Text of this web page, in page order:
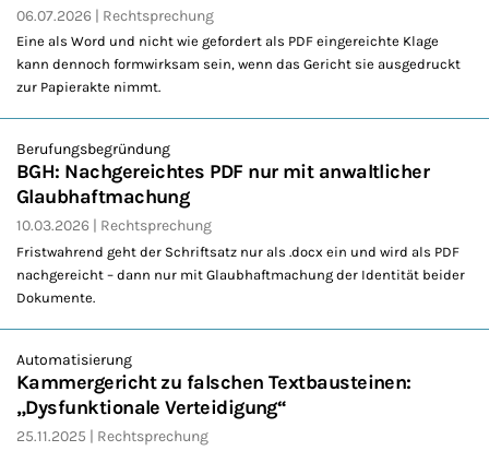
06.07.2026 Rechtsprechung
Eine als Word und nicht wie gefordert als PDF eingereichte Klage
kann dennoch formwirksam sein, wenn das Gericht sie ausgedruckt
zur Papierakte nimmt.
Berufungsbegründung
BGH: Nachgereichtes PDF nur mit anwaltlicher
Glaubhaftmachung
10.03.2026 Rechtsprechung
Fristwahrend geht der Schriftsatz nur als .docx ein und wird als PDF
nachgereicht – dann nur mit Glaubhaftmachung der Identität beider
Dokumente.
Automatisierung
Kammergericht zu falschen Textbausteinen:
„Dysfunktionale Verteidigung“
25.11.2025 Rechtsprechung